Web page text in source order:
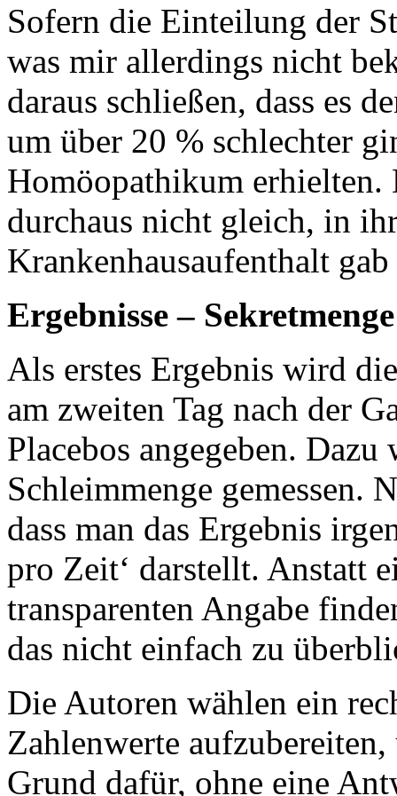
Sofern die Einteilung der
was mir allerdings nicht
daraus schließen, dass es
um über 20 % schlechter
Homöopathikum erhielten.
durchaus nicht gleich, in
Krankenhausaufenthalt
Ergebnisse – Sekretmenge
Als erstes Ergebnis wird
am zweiten Tag nach der
Placebos angegeben.
Schleimmenge gemessen.
dass man das Ergebnis
pro Zeit‘ darstellt. Anstatt
transparenten Angabe
das nicht einfach zu
Die Autoren wählen ein
Zahlenwerte
Grund dafür, ohne eine